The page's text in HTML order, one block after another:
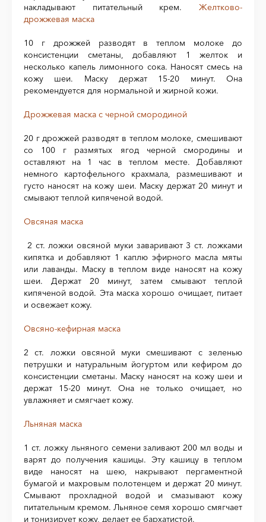
накладывают питательный крем. Желтково-
дрожжевая маска
10 г дрожжей разводят в теплом молоке до
консистенции сметаны, добавляют 1 желток и
несколько капель лимонного сока. Наносят смесь на
кожу шеи. Маску держат 15-20 минут. Она
рекомендуется для нормальной и жирной кожи.
Дрожжевая маска с черной смородиной
20 г дрожжей разводят в теплом молоке, смешивают
со 100 г размятых ягод черной смородины и
оставляют на 1 час в теплом месте. Добавляют
немного картофельного крахмала, размешивают и
густо наносят на кожу шеи. Маску держат 20 минут и
смывают теплой кипяченой водой.
Овсяная маска
2 ст. ложки овсяной муки заваривают 3 ст. ложками
кипятка и добавляют 1 каплю эфирного масла мяты
или лаванды. Маску в теплом виде наносят на кожу
шеи. Держат 20 минут, затем смывают теплой
кипяченой водой. Эта маска хорошо очищает, питает
и освежает кожу.
Овсяно-кефирная маска
2 ст. ложки овсяной муки смешивают с зеленью
петрушки и натуральным йогуртом или кефиром до
консистенции сметаны. Маску наносят на кожу шеи и
держат 15-20 минут. Она не только очищает, но
увлажняет и смягчает кожу.
Льняная маска
1 ст. ложку льняного семени заливают 200 мл воды и
варят до получения кашицы. Эту кашицу в теплом
виде наносят на шею, накрывают пергаментной
бумагой и махровым полотенцем и держат 20 минут.
Смывают прохладной водой и смазывают кожу
питательным кремом. Льняное семя хорошо смягчает
и тонизирует кожу, делает ее бархатистой.